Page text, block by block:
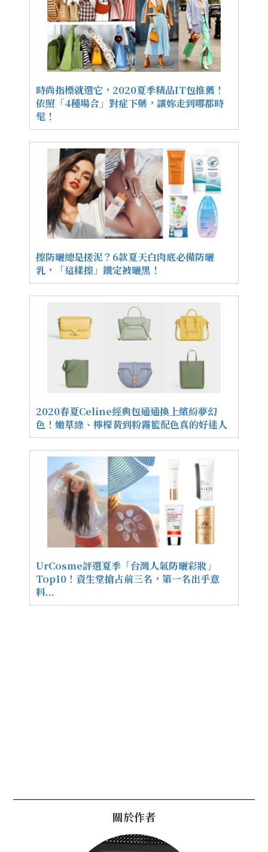
時尚指標就選它，2020夏季精品IT包推薦！
依照「4種場合」對症下藥，讓妳走到哪都時
髦！
擦防曬總是搓泥？6款夏天白肉底必備防曬
乳，「這樣擦」鐵定被曬黑！
2020春夏Celine經典包通通換上繽紛夢幻
色！嫩草綠、檸檬黃到粉霧籃配色真的好迷人
UrCosme評選夏季「台灣人氣防曬彩妝」
Top10！資生堂搶占前三名，第一名出乎意
料...
關於作者